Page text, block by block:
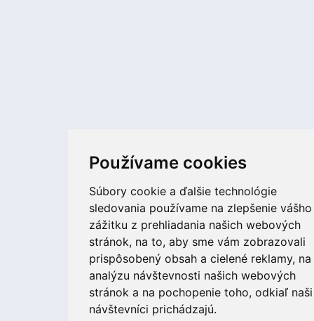
Používame cookies
Súbory cookie a ďalšie technológie
sledovania používame na zlepšenie vášho
zážitku z prehliadania našich webových
stránok, na to, aby sme vám zobrazovali
prispôsobený obsah a cielené reklamy, na
analýzu návštevnosti našich webových
stránok a na pochopenie toho, odkiaľ naši
návštevníci prichádzajú.